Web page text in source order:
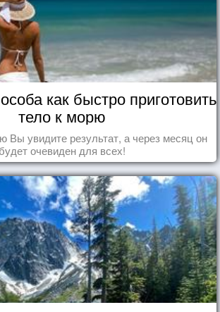
как быстро приготовить
тело к морю
Вы увидите результат, а через месяц он
будет очевиден для всех!